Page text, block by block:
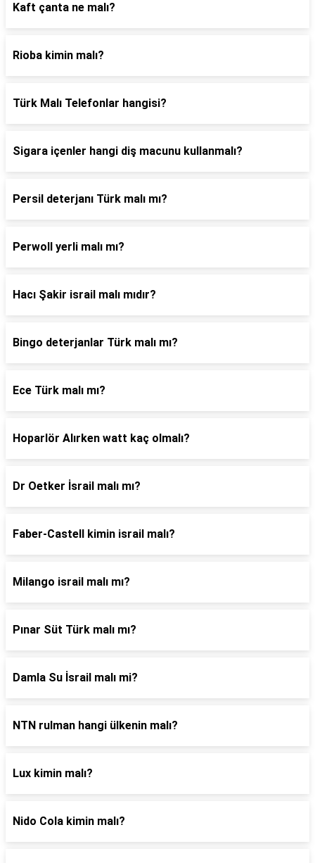
Kaft çanta ne malı?
Rioba kimin malı?
Türk Malı Telefonlar hangisi?
Sigara içenler hangi diş macunu kullanmalı?
Persil deterjanı Türk malı mı?
Perwoll yerli malı mı?
Hacı Şakir israil malı mıdır?
Bingo deterjanlar Türk malı mı?
Ece Türk malı mı?
Hoparlör Alırken watt kaç olmalı?
Dr Oetker İsrail malı mı?
Faber-Castell kimin israil malı?
Milango israil malı mı?
Pınar Süt Türk malı mı?
Damla Su İsrail malı mi?
NTN rulman hangi ülkenin malı?
Lux kimin malı?
Nido Cola kimin malı?